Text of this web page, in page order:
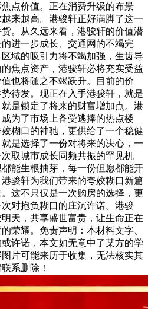
点价值。正在消费升级的布景
来越高。港骏轩正好满脚了这一
。从久远来看，港骏轩的价值潜
进一步成长、交通网的不竭完
域的吸引力将不竭加强，生齿导
焦点资产，港骏轩必将充实受益
也将随之不竭跃升。目前的价
待发。现正在入手港骏轩，就是
是锁定了将来的财富增加点。港
为了市场上备受逃捧的热点楼
糊口的神驰，更供给了一个稳健
是选择了一份对将来的决心，一
取城市成长同频共振的罕见机
能生根抽芽，每一份但愿都能开
骏轩为我们带来的夸姣糊口新篇
这不只仅是一次购房的选择，更
对抱负糊口的庄沉许诺。港骏
天，共享盛世富贵，让生命正在
荣耀。免责声明：本材料文字、
许诺，本文如无意中了某方的学
片可能来历于收集，无法核实其
系删除！